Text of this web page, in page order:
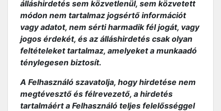
álláshirdetés sem közvetlenül, sem közvetett
módon nem tartalmaz jogsértő információt
vagy adatot, nem sérti harmadik fél jogát, vagy
jogos érdekét, és az álláshirdetés csak olyan
feltételeket tartalmaz, amelyeket a munkaadó
ténylegesen biztosít.
A Felhasználó szavatolja, hogy hirdetése nem
megtévesztő és félrevezető, a hirdetés
tartalmáért a Felhasználó teljes felelősséggel